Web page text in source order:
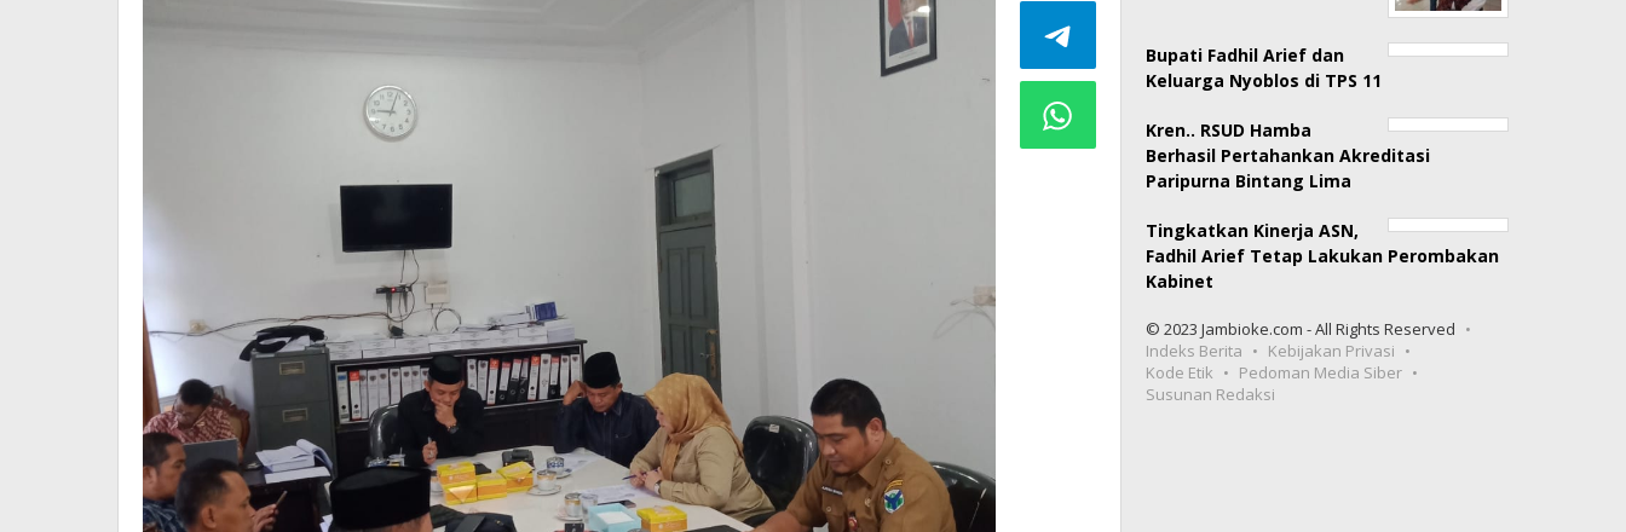
Bupati Fadhil Arief dan
Keluarga Nyoblos di TPS 11
Kren.. RSUD Hamba
Berhasil Pertahankan Akreditasi
Paripurna Bintang Lima
Tingkatkan Kinerja ASN,
Fadhil Arief Tetap Lakukan Perombakan
Kabinet
© 2023 Jambioke.com - All Rights Reserved
Indeks Berita
Kebijakan Privasi
Kode Etik
Pedoman Media Siber
Susunan Redaksi